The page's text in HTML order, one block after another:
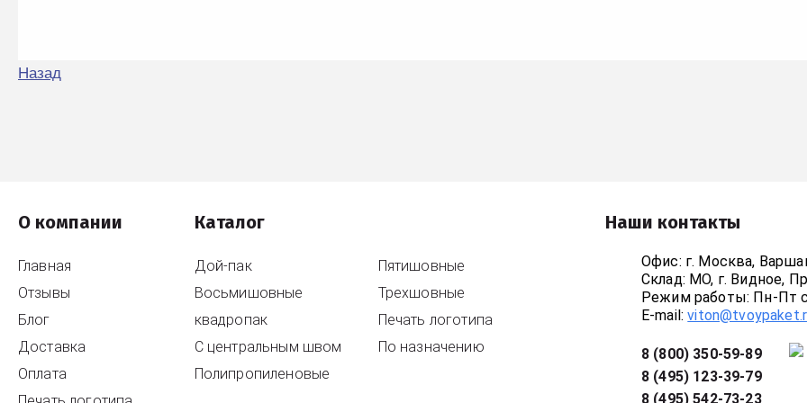
Назад
О компании
Главная
Отзывы
Блог
Доставка
Оплата
Каталог
Дой-пак
Восьмишовные
квадропак
С центральным швом
Полипропиленовые
Пятишовные
Трехшовные
Печать логотипа
По назначению
Наши контакты
Офис: г. Москва,
Склад: МО, г. Видное,
Режим работы: Пн-Пт
E-mail:
8 (800) 350-59-89
8 (495) 123-39-79
8 (495) 542-73-23